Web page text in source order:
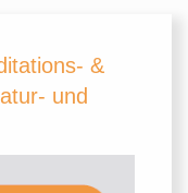
&
und